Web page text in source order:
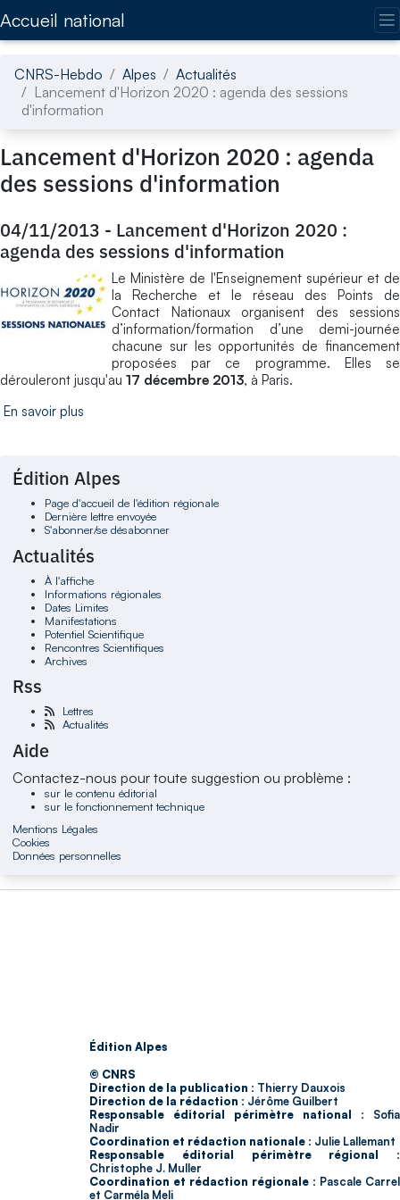
Accueil national
CNRS-Hebdo Alpes
Actualités
Lancement d'Horizon 2020 : agenda des sessions
d'information
Lancement d'Horizon 2020 : agenda
des sessions d'information
04/11/2013 - Lancement d'Horizon 2020 :
agenda des sessions d'information
Le Ministère de l'Enseignement supérieur et de
la Recherche et le réseau des Points de
Contact Nationaux organisent des sessions
d’information/formation d’une demi-journée
chacune sur les opportunités de financement
proposées par ce programme. Elles se
dérouleront jusqu'au 17 décembre 2013, à Paris.
En savoir plus
Édition Alpes
Page d'accueil de l'édition régionale
Dernière lettre envoyée
S'abonner/se désabonner
Actualités
À l'affiche
Informations régionales
Dates Limites
Manifestations
Potentiel Scientifique
Rencontres Scientifiques
Archives
Rss
Lettres
Actualités
Aide
Contactez-nous pour toute suggestion ou problème :
sur le contenu éditorial
sur le fonctionnement technique
Mentions Légales
Cookies
Données personnelles
Édition Alpes
© CNRS
Direction de la publication : Thierry Dauxois
Direction de la rédaction : Jérôme Guilbert
Responsable éditorial périmètre national : Sofia
Nadir
Coordination et rédaction nationale : Julie Lallemant
Responsable éditorial périmètre régional :
Christophe J. Muller
Coordination et rédaction régionale : Pascale Carrel
et Carméla Meli